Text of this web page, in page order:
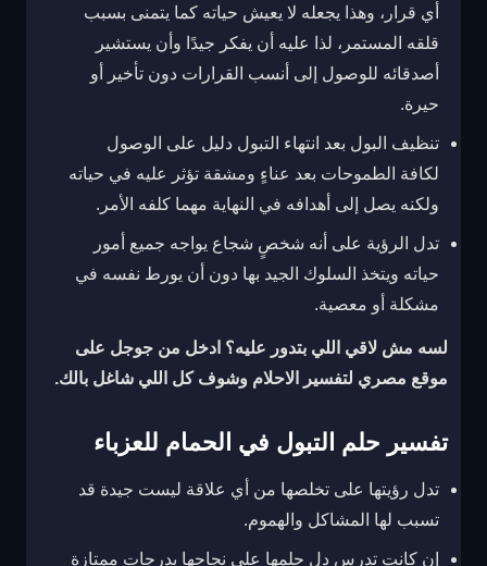
أي قرار، وهذا يجعله لا يعيش حياته كما يتمنى بسبب
قلقه المستمر، لذا عليه أن يفكر جيدًا وأن يستشير
أصدقائه للوصول إلى أنسب القرارات دون تأخير أو
حيرة.
تنظيف البول بعد انتهاء التبول دليل على الوصول
لكافة الطموحات بعد عناءٍ ومشقة تؤثر عليه في حياته
ولكنه يصل إلى أهدافه في النهاية مهما كلفه الأمر.
تدل الرؤية على أنه شخصٍ شجاع يواجه جميع أمور
حياته ويتخذ السلوك الجيد بها دون أن يورط نفسه في
مشكلة أو معصية.
لسه مش لاقي اللي بتدور عليه؟ ادخل من جوجل على
موقع مصري لتفسير الاحلام وشوف كل اللي شاغل بالك.
تفسير حلم التبول في الحمام للعزباء
تدل رؤيتها على تخلصها من أي علاقة ليست جيدة قد
تسبب لها المشاكل والهموم.
إن كانت تدرس دل حلمها على نجاحها بدرجاتٍ ممتازة